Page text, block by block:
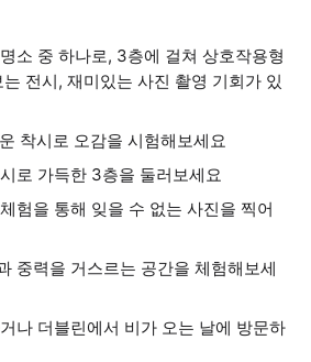
소 중 하나로, 3층에 걸쳐 상호작용형
전시, 재미있는 사진 촬영 기회가 있
착시로 오감을 시험해보세요
로 가득한 3층을 둘러보세요
험을 통해 잊을 수 없는 사진을 찍어
중력을 거스르는 공간을 체험해보세
나 더블린에서 비가 오는 날에 방문하